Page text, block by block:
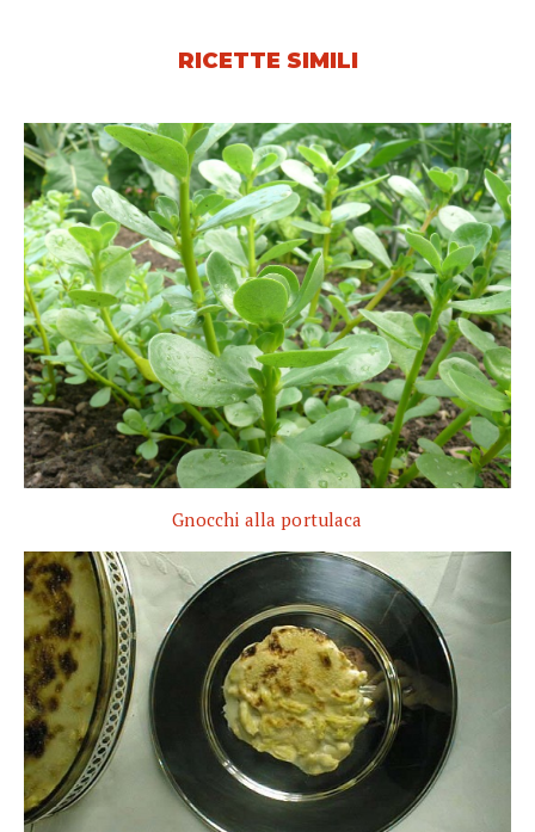
RICETTE SIMILI
Gnocchi alla portulaca